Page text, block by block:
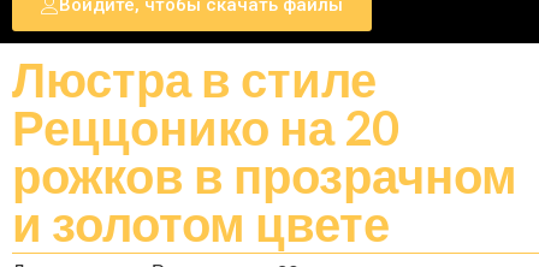
Войдите, чтобы скачать файлы
Люстра в стиле
Реццонико на 20
рожков в прозрачном
и золотом цвете